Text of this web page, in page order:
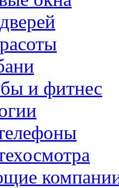
и фитнес